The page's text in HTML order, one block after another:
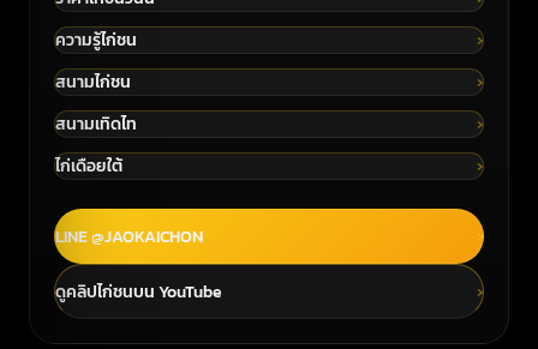
ความรู้ไก่ชน
สนามไก่ชน
สนามเทิดไท
ไก่เดือยใต้
LINE @JAOKAICHON
ดูคลิปไก่ชนบน YouTube